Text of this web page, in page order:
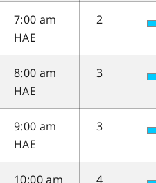
7:00 am
HAE
2
8:00 am
HAE
3
9:00 am
HAE
3
10:00 am
4